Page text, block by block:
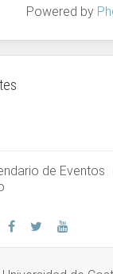
Powered by
de Eventos